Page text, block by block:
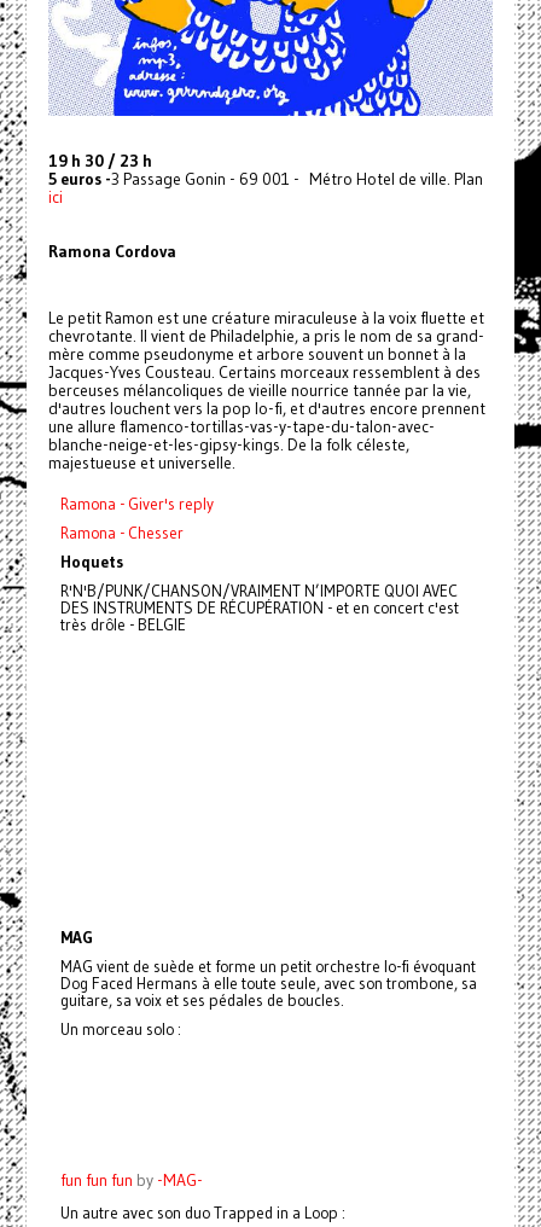
19 h 30 / 23 h
5 euros -3 Passage Gonin - 69 001 - Métro Hotel de ville. Plan
ici
Ramona Cordova
Le petit Ramon est une créature miraculeuse à la voix fluette et
chevrotante. Il vient de Philadelphie, a pris le nom de sa grand-
mère comme pseudonyme et arbore souvent un bonnet à la
Jacques-Yves Cousteau. Certains morceaux ressemblent à des
berceuses mélancoliques de vieille nourrice tannée par la vie,
d'autres louchent vers la pop lo-fi, et d'autres encore prennent
une allure flamenco-tortillas-vas-y-tape-du-talon-avec-
blanche-neige-et-les-gipsy-kings. De la folk céleste,
majestueuse et universelle.
Ramona - Giver's reply
Ramona - Chesser
Hoquets
R'N'B/PUNK/CHANSON/VRAIMENT N’IMPORTE QUOI AVEC
DES INSTRUMENTS DE RÉCUPÉRATION - et en concert c'est
très drôle - BELGIE
MAG
MAG vient de suède et forme un petit orchestre lo-fi évoquant
Dog Faced Hermans à elle toute seule, avec son trombone, sa
guitare, sa voix et ses pédales de boucles.
Un morceau solo :
fun fun fun by -MAG-
Un autre avec son duo Trapped in a Loop :